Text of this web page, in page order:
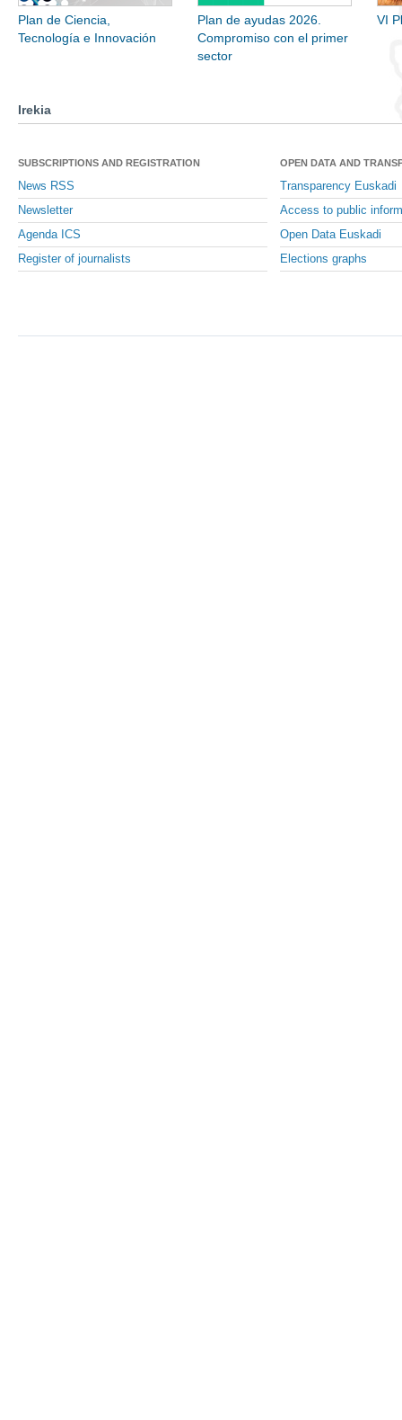
Plan de Ciencia,
Tecnología e Innovación
Plan de ayudas 2026.
Compromiso con el primer
sector
VI
Irekia
SUBSCRIPTIONS AND REGISTRATION
News RSS
Newsletter
Agenda ICS
Register of journalists
OPEN DATA AND
Transparency Euskadi
Access to public
Open Data Euskadi
Elections graphs